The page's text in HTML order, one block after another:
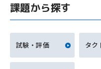
課題から探す
試験・評価 タク